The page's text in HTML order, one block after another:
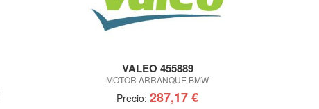
VALEO 455889
MOTOR ARRANQUE BMW
Precio: 287,17 €